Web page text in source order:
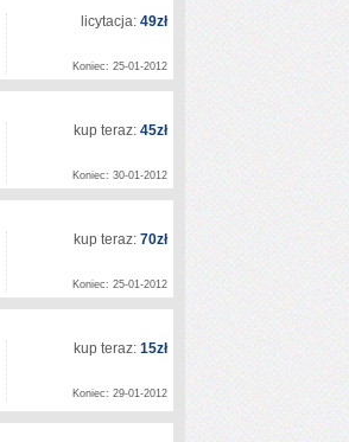
licytacja: 49zł
Koniec: 25-01-2012
kup teraz: 45zł
Koniec: 30-01-2012
kup teraz: 70zł
Koniec: 25-01-2012
kup teraz: 15zł
Koniec: 29-01-2012